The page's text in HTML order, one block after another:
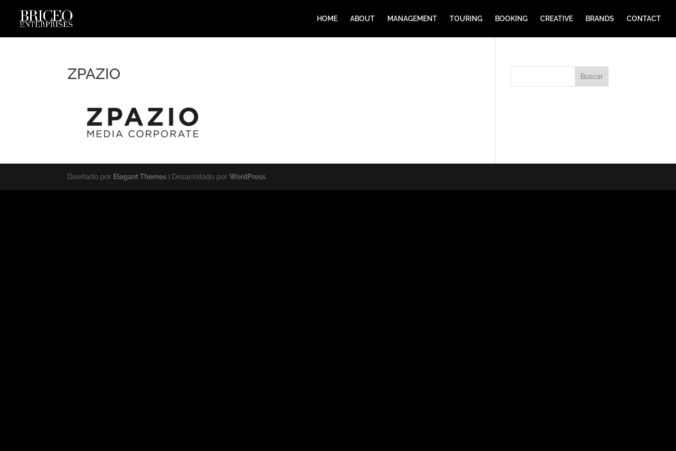
HOME ABOUT MANAGEMENT TOURING BOOKING CREATIVE BRANDS CONTACT
ZPAZIO
Diseñado por Elegant Themes | Desarrollado porWordPress